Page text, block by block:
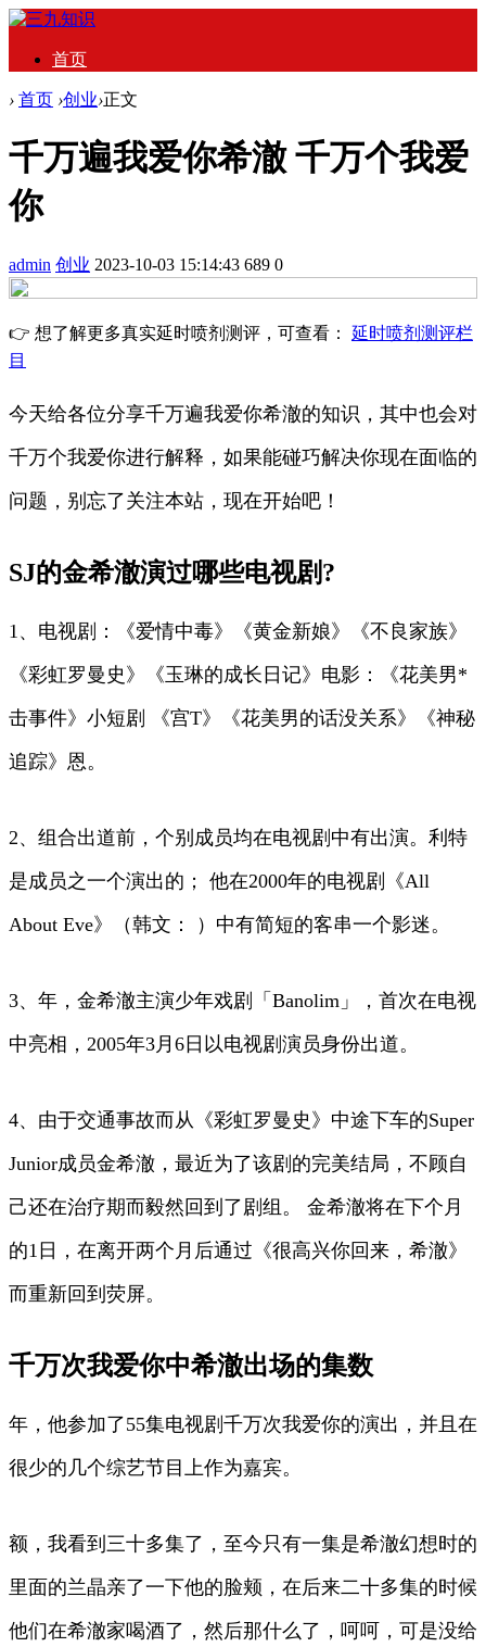
首页
› 首页 ›创业›正文
千万遍我爱你希澈 千万个我爱
你
admin 创业 2023-10-03 15:14:43 689 0
👉 想了解更多真实延时喷剂测评，可查看： 延时喷剂测评栏
目
今天给各位分享千万遍我爱你希澈的知识，其中也会对
千万个我爱你进行解释，如果能碰巧解决你现在面临的
问题，别忘了关注本站，现在开始吧！
SJ的金希澈演过哪些电视剧?
1、电视剧：《爱情中毒》《黄金新娘》《不良家族》
《彩虹罗曼史》《玉琳的成长日记》电影：《花美男*
击事件》小短剧 《宫T》《花美男的话没关系》《神秘
追踪》恩。
2、组合出道前，个别成员均在电视剧中有出演。利特
是成员之一个演出的； 他在2000年的电视剧《All
About Eve》（韩文： ）中有简短的客串一个影迷。
3、年，金希澈主演少年戏剧「Banolim」，首次在电视
中亮相，2005年3月6日以电视剧演员身份出道。
4、由于交通事故而从《彩虹罗曼史》中途下车的Super
Junior成员金希澈，最近为了该剧的完美结局，不顾自
己还在治疗期而毅然回到了剧组。 金希澈将在下个月
的1日，在离开两个月后通过《很高兴你回来，希澈》
而重新回到荧屏。
千万次我爱你中希澈出场的集数
年，他参加了55集电视剧千万次我爱你的演出，并且在
很少的几个综艺节目上作为嘉宾。
额，我看到三十多集了，至今只有一集是希澈幻想时的
里面的兰晶亲了一下他的脸颊，在后来二十多集的时候
他们在希澈家喝酒了，然后那什么了，呵呵，可是没给